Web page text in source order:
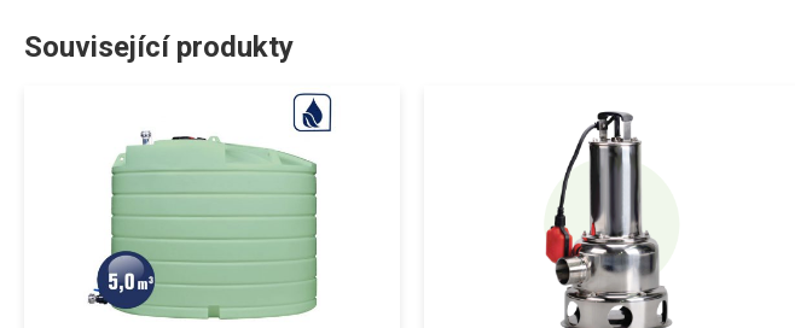
Související produkty